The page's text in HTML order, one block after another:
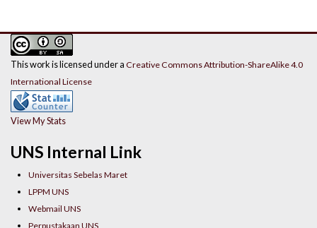
UNS Internal Link
Universitas Sebelas Maret
LPPM UNS
Webmail UNS
Perpustakaan UNS
This work is licensed under a Creative Commons Attribution-ShareAlike 4.0
International License
View My Stats